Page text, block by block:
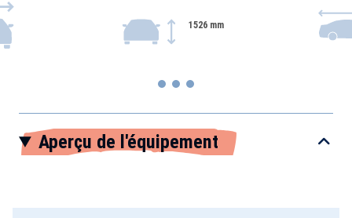
1526 mm
Aperçu de l'équipement